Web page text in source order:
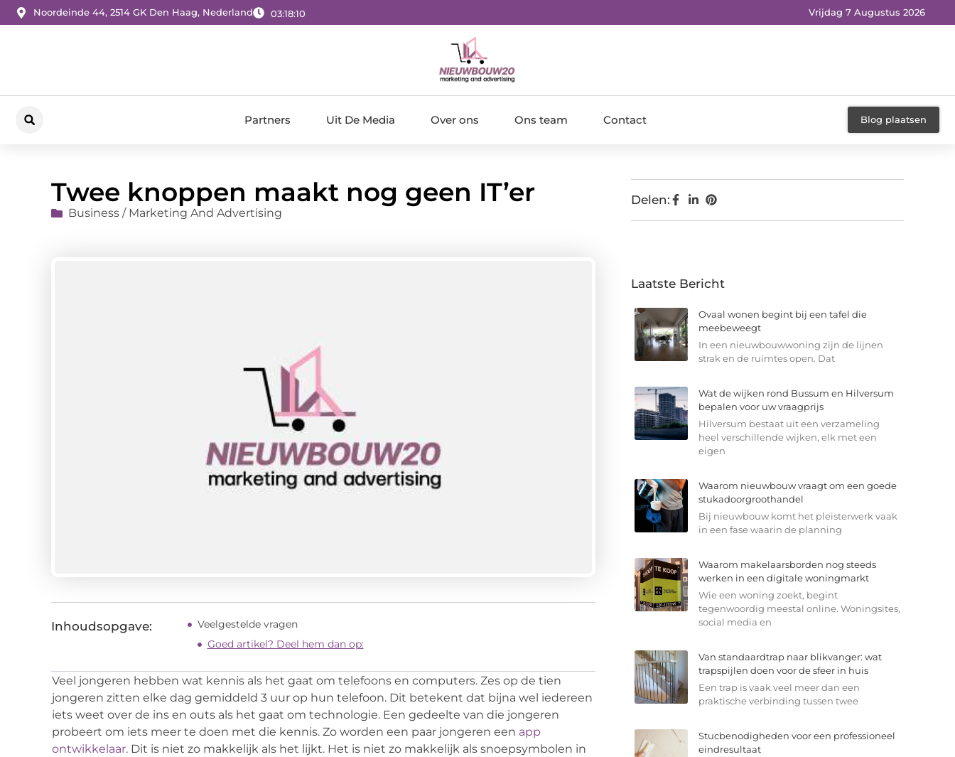
Noordeinde 44, 2514 GK Den Haag, Nederland 03:18:11 Vrijdag 7 Augustus 2026
Partners Uit De Media Over ons Ons team Contact Blog plaatsen
Twee knoppen maakt nog geen IT’er
Business / Marketing And Advertising
Inhoudsopgave:
Veelgestelde vragen
Goed artikel? Deel hem dan op:
Veel jongeren hebben wat kennis als het gaat om telefoons en computers. Zes op de tien
jongeren zitten elke dag gemiddeld 3 uur op hun telefoon. Dit betekent dat bijna wel iedereen
iets weet over de ins en outs als het gaat om technologie. Een gedeelte van die jongeren
probeert om iets meer te doen met die kennis. Zo worden een paar jongeren een app
ontwikkelaar. Dit is niet zo makkelijk als het lijkt. Het is niet zo makkelijk als snoepsymbolen in
Delen:
Laatste Bericht
Ovaal wonen begint bij een tafel die
meebeweegt
In een nieuwbouwwoning zijn de lijnen
strak en de ruimtes open. Dat
Wat de wijken rond Bussum en Hilversum
bepalen voor uw vraagprijs
Hilversum bestaat uit een verzameling
heel verschillende wijken, elk met een
eigen
Waarom nieuwbouw vraagt om een goede
stukadoorgroothandel
Bij nieuwbouw komt het pleisterwerk vaak
in een fase waarin de planning
Waarom makelaarsborden nog steeds
werken in een digitale woningmarkt
Wie een woning zoekt, begint
tegenwoordig meestal online. Woningsites,
social media en
Van standaardtrap naar blikvanger: wat
trapspijlen doen voor de sfeer in huis
Een trap is vaak veel meer dan een
praktische verbinding tussen twee
Stucbenodigheden voor een professioneel
eindresultaat